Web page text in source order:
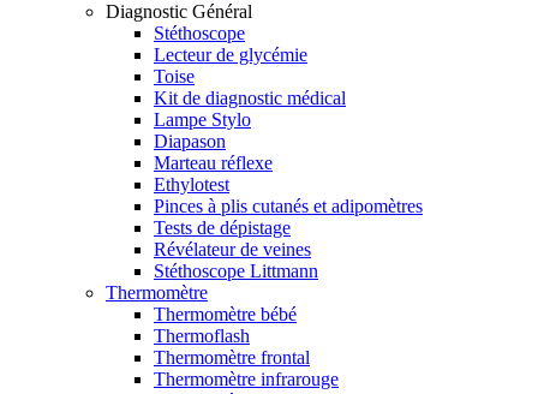
Diagnostic Général
Stéthoscope
Lecteur de glycémie
Toise
Kit de diagnostic médical
Lampe Stylo
Diapason
Marteau réflexe
Ethylotest
Pinces à plis cutanés et adipomètres
Tests de dépistage
Révélateur de veines
Stéthoscope Littmann
Thermomètre
Thermomètre bébé
Thermoflash
Thermomètre frontal
Thermomètre infrarouge